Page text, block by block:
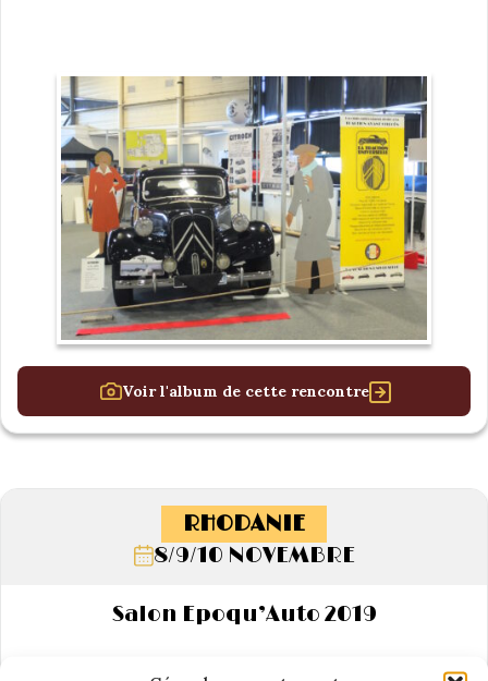
Voir l'album de cette rencontre
RHODANIE
8/9/10 NOVEMBRE
Salon Epoqu’Auto 2019